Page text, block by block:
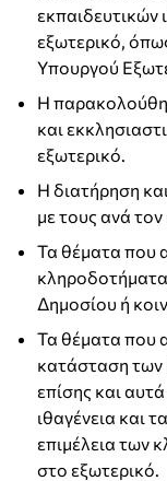
εκπαιδευτικών
εξωτερικό,
Υπουργού
Η
και
εξωτερικό.
Η διατήρηση
με τους ανά
Τα θέματα που
Δημοσίου ή
Τα θέματα που
κατάσταση των
επίσης και
ιθαγένεια και
επιμέλεια των
στο εξωτερικό.